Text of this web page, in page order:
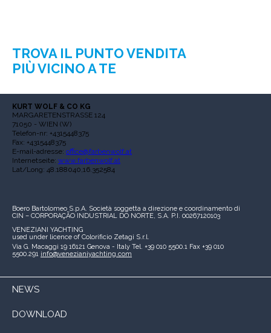
TROVA IL PUNTO VENDITA
PIÙ VICINO A TE
KURT WOLF & CO KG
MARGARETENSTRASSE 124
71050 - WIEN (W)
Telefon-nr: +4315448375
Fax: +4315448375
E-mail-adresse: office@farbenwolf.at
Internetseite: www.farbenwolf.at
Lat/Long: 48.188040,16.352584
Boero Bartolomeo S.p.A. Società soggetta a direzione e coordinamento di
CIN – CORPORAÇÃO INDUSTRIAL DO NORTE, S.A. P.I. 00267120103
VENEZIANI YACHTING
used under licence of Colorificio Zetagi S.r.l.
Via G. Macaggi 19 16121 Genova - Italy Tel. +39 010 5500.1 Fax +39 010
5500.291 info@venezianiyachting.com
NEWS
DOWNLOAD